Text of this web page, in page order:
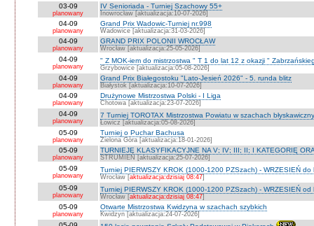
03-09
planowany
IV Senioriada - Turniej Szachowy 55+
Inowrocław [aktualizacja:10-07-2026]
04-09
planowany
Grand Prix Wadowic-Turniej nr.998
Wadowice [aktualizacja:31-03-2026]
04-09
planowany
GRAND PRIX POLONII WROCŁAW
Wrocław [aktualizacja:25-05-2026]
04-09
planowany
" Z MOK-iem do mistrzostwa " T 1 do lat 12 z okazji "
Grzybowice [aktualizacja:05-08-2026]
04-09
planowany
Grand Prix Białegostoku "Lato-Jesień 2026" - 5. runda blitz
Białystok [aktualizacja:10-07-2026]
04-09
planowany
Drużynowe Mistrzostwa Polski - I Liga
Chotowa [aktualizacja:23-07-2026]
04-09
planowany
7 Turniej TOROTAX Mistrzostwa Powiatu w szachach
Łowicz [aktualizacja:05-08-2026]
05-09
planowany
Turniej o Puchar Bachusa
Zielona Góra [aktualizacja:18-01-2026]
05-09
planowany
TURNIEJE KLASYFIKACYJNE NA V; IV; III; II; I KATEGORIĘ
STRUMIEŃ [aktualizacja:25-07-2026]
05-09
planowany
Turniej PIERWSZY KROK (1000-1200 PZSzach) - WRZESIEŃ do
Wrocław [aktualizacja:dzisiaj 08:47]
05-09
planowany
Turniej PIERWSZY KROK (1000-1200 PZSzach) - WRZESIEŃ od
Wrocław [aktualizacja:dzisiaj 08:47]
05-09
planowany
Otwarte Mistrzostwa Kwidzyna w szachach szybkich
Kwidzyn [aktualizacja:24-07-2026]